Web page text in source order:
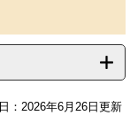
：2026年6月26日更新